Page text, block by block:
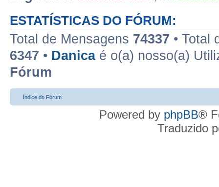
ESTATÍSTICAS DO FÓRUM:
Total de Mensagens 74337 • Total
6347 • Danicaé o(a) nosso(a)
Fórum
Índice do Fórum
Powered by phpBB®
Traduzido